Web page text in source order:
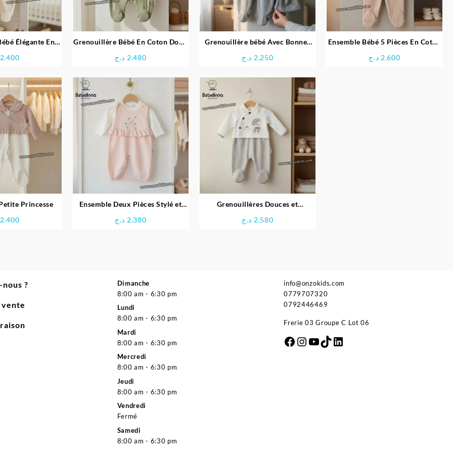
Élégante En
2.400
Grenouillère Bébé En Coton Doux
2.480 د.ج
Grenouillère bébé Avec Bonnet
2.250 د.ج
Ensemble Bébé 5 Pièces En Coton
2.600 د.ج
Princesse
2.400
Ensemble Deux Pièces Stylé et
2.380 د.ج
Grenouillères Douces et
2.580 د.ج
?
Dimanche
8:00 am - 6:30 pm
Lundi
8:00 am - 6:30 pm
Mardi
8:00 am - 6:30 pm
Mercredi
8:00 am - 6:30 pm
Jeudi
8:00 am - 6:30 pm
Vendredi
Fermé
Samedi
8:00 am - 6:30 pm
info@onzokids.com
0779707320
0792446469
Frerie 03 Groupe C Lot 06
Facebook
Instagram
YouTube
TikTok
LinkedIn